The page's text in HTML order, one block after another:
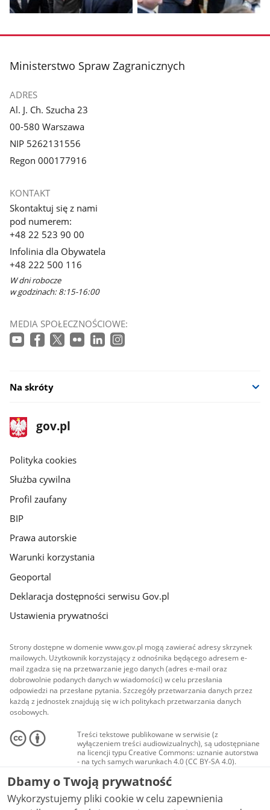
zdjęcie
galerii.
zdjęcie
galerii.
stopka
Ministerstwo Spraw Zagranicznych
ADRES
Al. J. Ch. Szucha 23
00-580 Warszawa
NIP 5262131556
Regon 000177916
KONTAKT
Skontaktuj się z nami
pod numerem:
+48 22 523 90 00
Infolinia dla Obywatela
+48 222 500 116
W dni robocze
w godzinach: 8:15-16:00
MEDIA SPOŁECZNOŚCIOWE:
Na skróty
stopka
gov.pl
Strona
gov.pl
gov.pl
Polityka cookies
Służba cywilna
Profil zaufany
BIP
Prawa autorskie
Warunki korzystania
Geoportal
Deklaracja dostępności serwisu Gov.pl
Ustawienia prywatności
Strony dostępne w domenie www.gov.pl mogą zawierać adresy skrzynek
mailowych. Użytkownik korzystający z odnośnika będącego adresem e-
mail zgadza się na przetwarzanie jego danych (adres e-mail oraz
dobrowolnie podanych danych w wiadomości) w celu przesłania
odpowiedzi na przesłane pytania. Szczegóły przetwarzania danych przez
każdą z jednostek znajdują się w ich politykach przetwarzania danych
osobowych.
Treści tekstowe publikowane w serwisie (z
wyłączeniem treści audiowizualnych), są udostępniane
na licencji typu Creative Commons: uznanie autorstwa
- na tych samych warunkach 4.0 (CC BY-SA 4.0).
Materiały audiowizualne, w tym zdjęcia, materiały
audio i wideo, są udostępniane na licencji typu
Creative Commons: uznanie autorstwa użycie
niekomercyjne - bez utworów zależnych 4.0 (CC BY-
NC-ND 4.0), o ile nie jest to stwierdzone inaczej.
Dbamy o Twoją prywatność
Wykorzystujemy pliki cookie w celu zapewnienia